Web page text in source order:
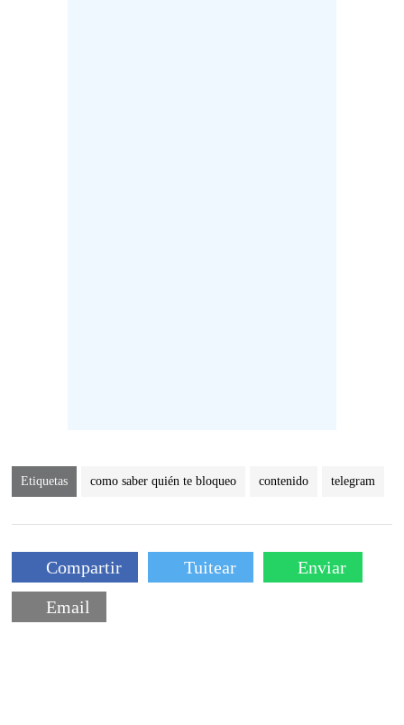
Etiquetas como saber quién te bloqueo contenido telegram
Compartir Tuitear
Enviar
Email